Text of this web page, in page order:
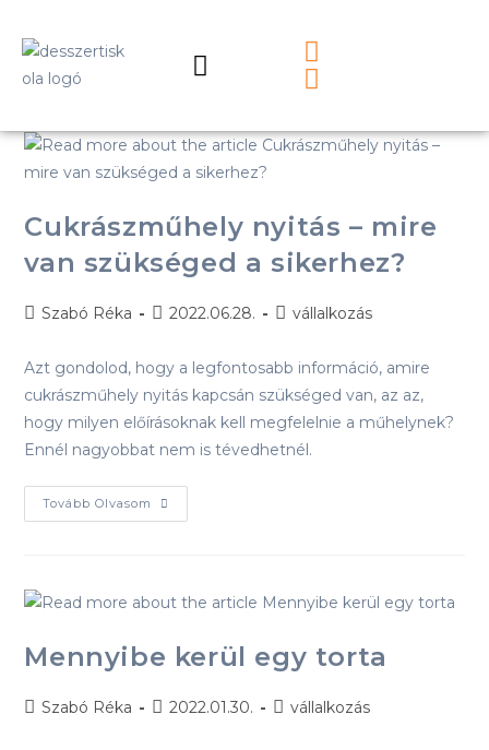
Cukrászműhely nyitás – mire
van szükséged a sikerhez?
Szabó Réka 2022.06.28. vállalkozás
Azt gondolod, hogy a legfontosabb információ, amire
cukrászműhely nyitás kapcsán szükséged van, az az,
hogy milyen előírásoknak kell megfelelnie a műhelynek?
Ennél nagyobbat nem is tévedhetnél.
Tovább Olvasom
Mennyibe kerül egy torta
Szabó Réka 2022.01.30. vállalkozás